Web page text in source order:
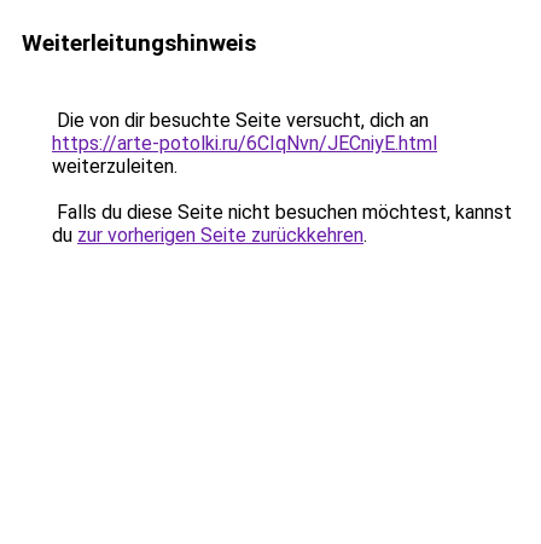
Weiterleitungshinweis
Die von dir besuchte Seite versucht, dich an
https://arte-potolki.ru/6CIqNvn/JECniyE.html
weiterzuleiten.
Falls du diese Seite nicht besuchen möchtest, kannst
du zur vorherigen Seite zurückkehren.